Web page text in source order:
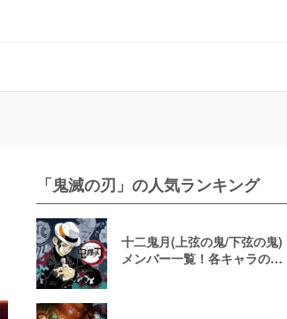
「鬼滅の刃」の人気ランキング
十二鬼月(上弦の鬼/下弦の鬼)
メンバー一覧！各キャラの最